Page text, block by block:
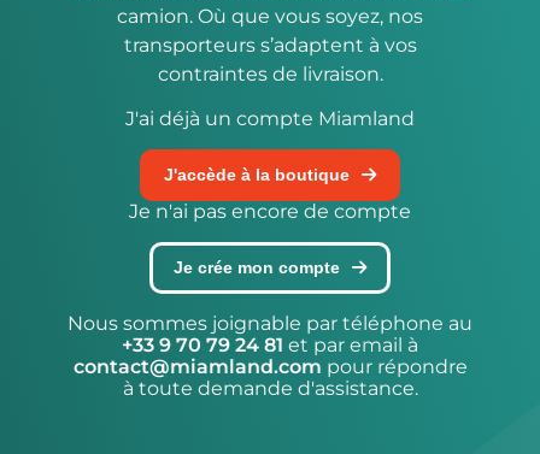
camion. Où que vous soyez, nos
transporteurs s’adaptent à vos
contraintes de livraison.
J'ai déjà un compte Miamland
J'accède à la boutique
Je n'ai pas encore de compte
Je crée mon compte
Nous sommes joignable par téléphone au
+33 9 70 79 24 81 et par email à
contact@miamland.com pour répondre
à toute demande d'assistance.